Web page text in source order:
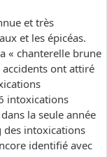
et très
et les épicéas.
« chanterelle brune
ont attiré
intoxications
la seule année
des intoxications
identifié avec